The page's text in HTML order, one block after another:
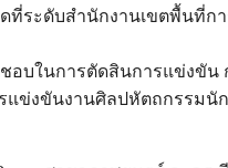
ที่ระดับสำนักงานเขตพื้นที่ก
อบในการตัดสินการแข่งขัน
แข่งขันงานศิลปหัตถกรรมนั